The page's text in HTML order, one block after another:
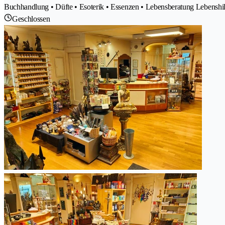
Buchhandlung • Düfte • Esoterik • Essenzen • Lebensberatung
Geschlossen